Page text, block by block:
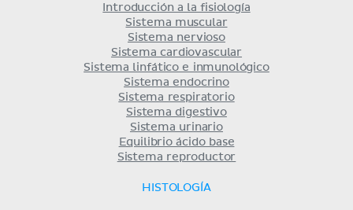
Introducción a la fisiología
Sistema muscular
Sistema nervioso
Sistema cardiovascular
Sistema linfático e inmunológico
Sistema endocrino
Sistema respiratorio
Sistema digestivo
Sistema urinario
Equilibrio ácido base
Sistema reproductor
HISTOLOGÍA